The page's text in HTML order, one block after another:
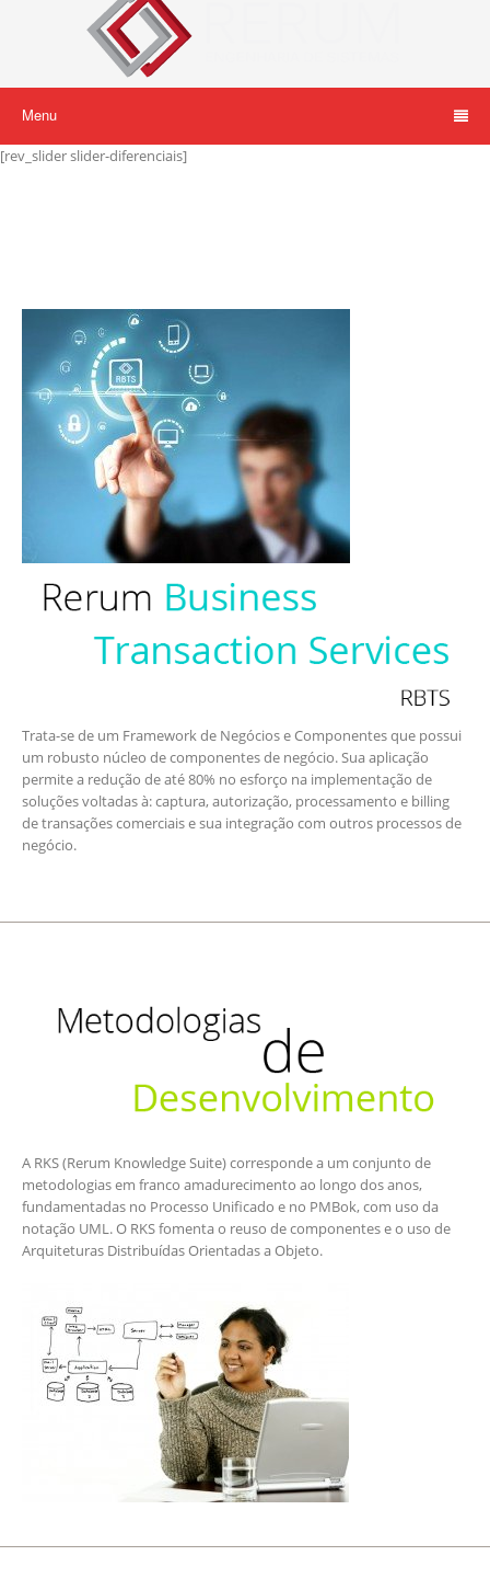
Menu
[rev_slider slider-diferenciais]
Trata-se de um Framework de Negócios e Componentes que possui
um robusto núcleo de componentes de negócio. Sua aplicação
permite a redução de até 80% no esforço na implementação de
soluções voltadas à: captura, autorização, processamento e billing
de transações comerciais e sua integração com outros processos de
negócio.
A RKS (Rerum Knowledge Suite) corresponde a um conjunto de
metodologias em franco amadurecimento ao longo dos anos,
fundamentadas no Processo Unificado e no PMBok, com uso da
notação UML. O RKS fomenta o reuso de componentes e o uso de
Arquiteturas Distribuídas Orientadas a Objeto.